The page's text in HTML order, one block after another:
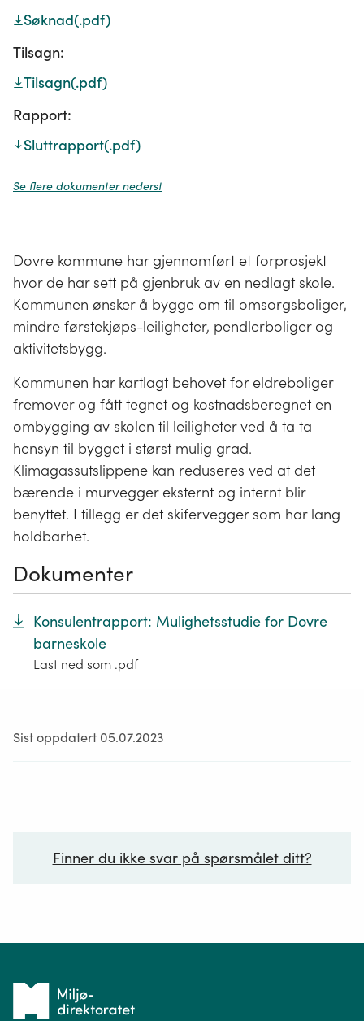
Søknad(.pdf)
Tilsagn:
Tilsagn(.pdf)
Rapport:
Sluttrapport(.pdf)
Se flere dokumenter nederst
Dovre kommune har gjennomført et forprosjekt
hvor de har sett på gjenbruk av en nedlagt skole.
Kommunen ønsker å bygge om til omsorgsboliger,
mindre førstekjøps-leiligheter, pendlerboliger og
aktivitetsbygg.
Kommunen har kartlagt behovet for eldreboliger
fremover og fått tegnet og kostnadsberegnet en
ombygging av skolen til leiligheter ved å ta ta
hensyn til bygget i størst mulig grad.
Klimagassutslippene kan reduseres ved at det
bærende i murvegger eksternt og internt blir
benyttet. I tillegg er det skifervegger som har lang
holdbarhet.
Dokumenter
Konsulentrapport: Mulighetsstudie for Dovre
barneskole
Last ned som .pdf
Sist oppdatert 05.07.2023
Finner du ikke svar på spørsmålet ditt?
Tilbake